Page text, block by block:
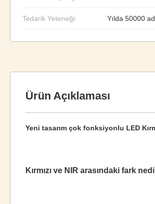
Tedarik Yeteneği: Yılda 50000
Ürün Açıklaması
Yeni tasarım çok fonksiyonlu LED
Kırmızı ve NIR arasındaki fark